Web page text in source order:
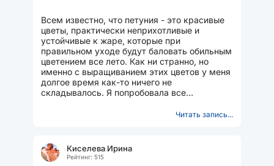
Всем известно, что петуния - это красивые
цветы, практически неприхотливые и
устойчивые к жаре, которые при
правильном уходе будут баловать обильным
цветением все лето. Как ни странно, но
именно с выращиванием этих цветов у меня
долгое время как-то ничего не
складывалось. Я попробовала все
Читать запись...
Киселева Ирина
Рейтинг: 515